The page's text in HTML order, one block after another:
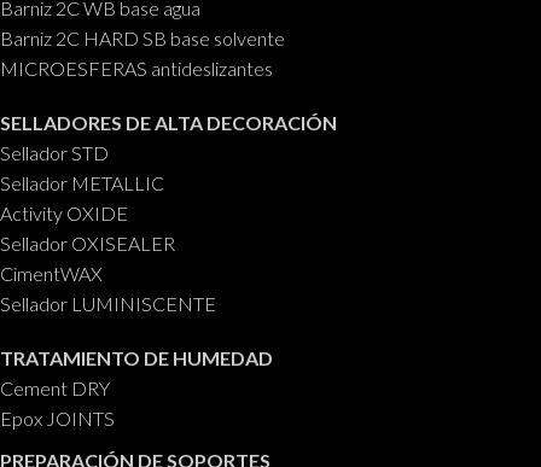
Barniz 2C WB base agua
Barniz 2C HARD SB base solvente
MICROESFERAS antideslizantes
SELLADORES DE ALTA DECORACIÓN
Sellador STD
Sellador METALLIC
Activity OXIDE
Sellador OXISEALER
CimentWAX
Sellador LUMINISCENTE
TRATAMIENTO DE HUMEDAD
Cement DRY
Epox JOINTS
PREPARACIÓN DE SOPORTES